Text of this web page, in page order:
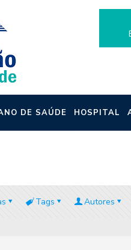
DE SAÚDE HOSPITAL
Tags Autores